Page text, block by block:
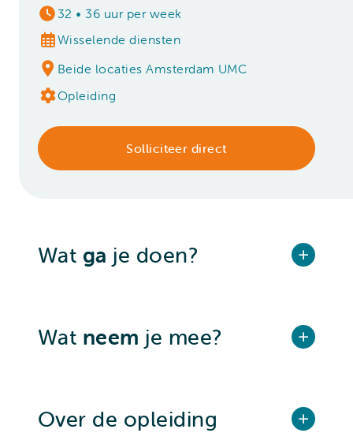
32 • 36 uur per week
Wisselende diensten
Beide locaties Amsterdam UMC
Opleiding
Solliciteer direct
Wat ga je doen?
Wat neem je mee?
Over de opleiding